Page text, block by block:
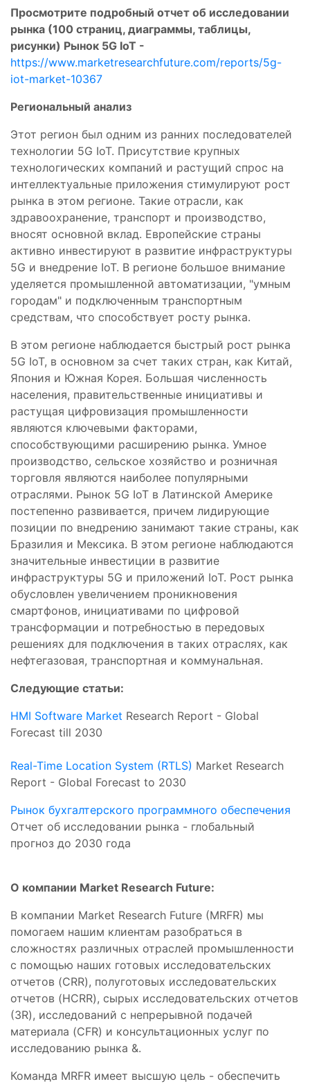
Просмотрите подробный отчет об исследовании
рынка (100 страниц, диаграммы, таблицы,
рисунки) Рынок 5G IoT -
https://www.marketresearchfuture.com/reports/5g-
iot-market-10367
Региональный анализ
Этот регион был одним из ранних последователей
технологии 5G IoT. Присутствие крупных
технологических компаний и растущий спрос на
интеллектуальные приложения стимулируют рост
рынка в этом регионе. Такие отрасли, как
здравоохранение, транспорт и производство,
вносят основной вклад. Европейские страны
активно инвестируют в развитие инфраструктуры
5G и внедрение IoT. В регионе большое внимание
уделяется промышленной автоматизации, "умным
городам" и подключенным транспортным
средствам, что способствует росту рынка.
В этом регионе наблюдается быстрый рост рынка
5G IoT, в основном за счет таких стран, как Китай,
Япония и Южная Корея. Большая численность
населения, правительственные инициативы и
растущая цифровизация промышленности
являются ключевыми факторами,
способствующими расширению рынка. Умное
производство, сельское хозяйство и розничная
торговля являются наиболее популярными
отраслями. Рынок 5G IoT в Латинской Америке
постепенно развивается, причем лидирующие
позиции по внедрению занимают такие страны, как
Бразилия и Мексика. В этом регионе наблюдаются
значительные инвестиции в развитие
инфраструктуры 5G и приложений IoT. Рост рынка
обусловлен увеличением проникновения
смартфонов, инициативами по цифровой
трансформации и потребностью в передовых
решениях для подключения в таких отраслях, как
нефтегазовая, транспортная и коммунальная.
Следующие статьи:
HMI Software Market Research Report - Global
Forecast till 2030
Real-Time Location System (RTLS) Market Research
Report - Global Forecast to 2030
Рынок бухгалтерского программного обеспечения
Отчет об исследовании рынка - глобальный
прогноз до 2030 года
О компании Market Research Future:
В компании Market Research Future (MRFR) мы
помогаем нашим клиентам разобраться в
сложностях различных отраслей промышленности
с помощью наших готовых исследовательских
отчетов (CRR), полуготовых исследовательских
отчетов (HCRR), сырых исследовательских отчетов
(3R), исследований с непрерывной подачей
материала (CFR) и консультационных услуг по
исследованию рынка &.
Команда MRFR имеет высшую цель - обеспечить